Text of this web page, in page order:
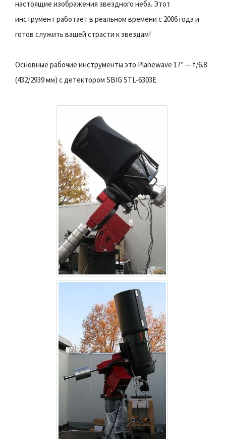
настоящие изображения звездного неба. Этот
инструмент работает в реальном времени с 2006 года и
готов служить вашей страсти к звездам!
Основные рабочие инструменты это Planewave 17″ — f/6.8
(432/2939 мм) с детектором SBIG STL-6303E